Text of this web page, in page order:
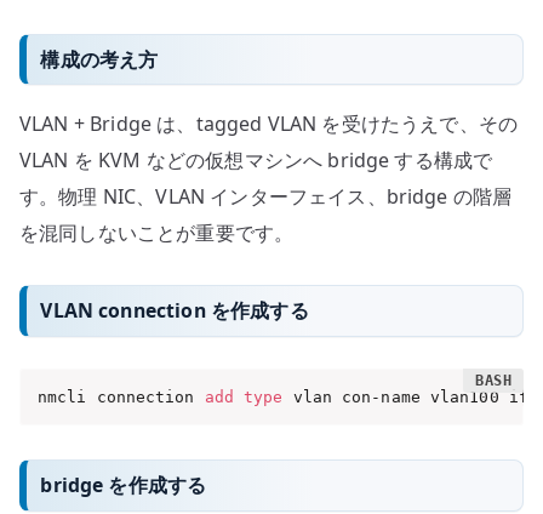
構成の考え方
VLAN + Bridge は、tagged VLAN を受けたうえで、その
VLAN を KVM などの仮想マシンへ bridge する構成で
す。物理 NIC、VLAN インターフェイス、bridge の階層
を混同しないことが重要です。
VLAN connection を作成する
nmcli connection add type vlan con-name vlan100
bridge を作成する